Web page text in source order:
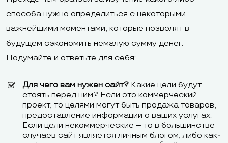
способа нужно определиться с некоторыми
важнейшими моментами, которые позволят в
будущем сэкономить немалую сумму денег.
Подумайте и ответьте для себя:
Для чего вам нужен сайт? Какие цели будут
стоять перед ним? Если это коммерческий
проект, то целями могут быть продажа товаров,
предоставление информации о ваших услугах.
Если цели некоммерческие – то в большинстве
случаев сайт является личным блогом, либо как-